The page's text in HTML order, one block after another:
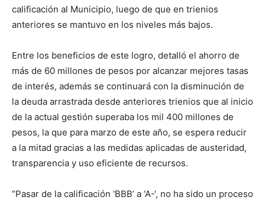
calificación al Municipio, luego de que en trienios
anteriores se mantuvo en los niveles más bajos.
Entre los beneficios de este logro, detalló el ahorro de
más de 60 millones de pesos por alcanzar mejores tasas
de interés, además se continuará con la disminución de
la deuda arrastrada desde anteriores trienios que al inicio
de la actual gestión superaba los mil 400 millones de
pesos, la que para marzo de este año, se espera reducir
a la mitad gracias a las medidas aplicadas de austeridad,
transparencia y uso eficiente de recursos.
“Pasar de la calificación ‘BBB’ a ‘A-‘, no ha sido un proceso